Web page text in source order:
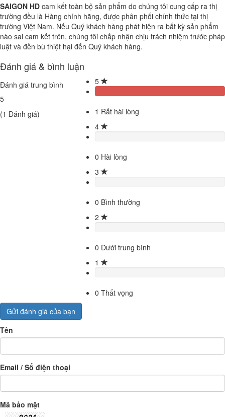
SAIGON HD cam kết toàn bộ sản phẩm do chúng tôi cung cấp ra thị
trường đều là Hàng chính hãng, được phân phối chính thức tại thị
trường Việt Nam. Nếu Quý khách hàng phát hiện ra bất kỳ sản phẩm
nào sai cam kết trên, chúng tôi chấp nhận chịu trách nhiệm trước pháp
luật và đền bù thiệt hại đến Quý khách hàng.
Đánh giá & bình luận
Đánh giá trung bình
5
(1 Đánh giá)
5
1 Rất hài lòng
4
0 Hài lòng
3
0 Bình thường
2
0 Dưới trung bình
1
0 Thất vọng
Gửi đánh giá của bạn
Tên
Email / Số điện thoại
Mã bảo mật